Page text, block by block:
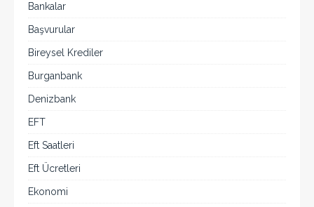
Bankalar
Başvurular
Bireysel Krediler
Burganbank
Denizbank
EFT
Eft Saatleri
Eft Ücretleri
Ekonomi